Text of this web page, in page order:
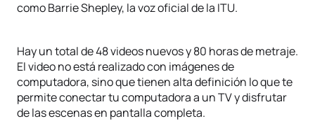
como Barrie Shepley, la voz oficial de la ITU.
Hay un total de 48 videos nuevos y 80 horas de metraje.
El video no está realizado con imágenes de
computadora, sino que tienen alta definición lo que te
permite conectar tu computadora a un TV y disfrutar
de las escenas en pantalla completa.